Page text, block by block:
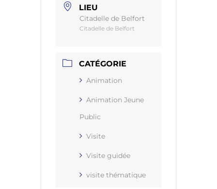
LIEU
Citadelle de Belfort
Citadelle de Belfort
CATÉGORIE
Animation
Animation Jeune
Public
Visite
Visite guidée
visite thématique